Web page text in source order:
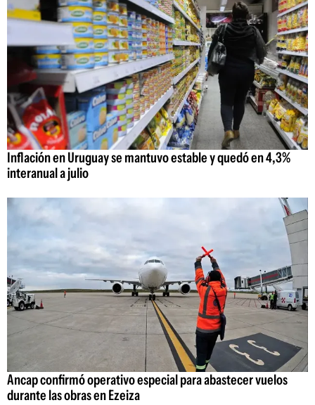
Inflación en Uruguay se mantuvo estable y quedó en 4,3%
interanual a julio
Ancap confirmó operativo especial para abastecer vuelos
durante las obras en Ezeiza